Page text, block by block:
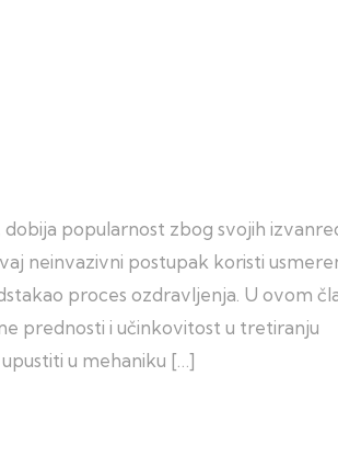
popularnost zbog svojih
neinvazivni postupak koristi
proces ozdravljenja. U ovom
prednosti i učinkovitost u tretiranju
u mehaniku […]